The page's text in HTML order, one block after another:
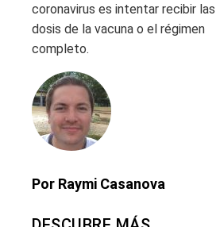
coronavirus es intentar recibir las
dosis de la vacuna o el régimen
completo.
Por Raymi Casanova